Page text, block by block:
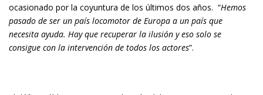
ocasionado por la coyuntura de los últimos dos años. “Hemos
pasado de ser un país locomotor de Europa a un país que
necesita ayuda. Hay que recuperar la ilusión y eso solo se
consigue con la intervención de todos los actores”.